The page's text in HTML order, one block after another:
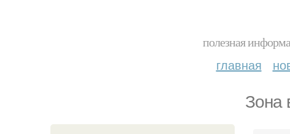
полезная
главная
Зона